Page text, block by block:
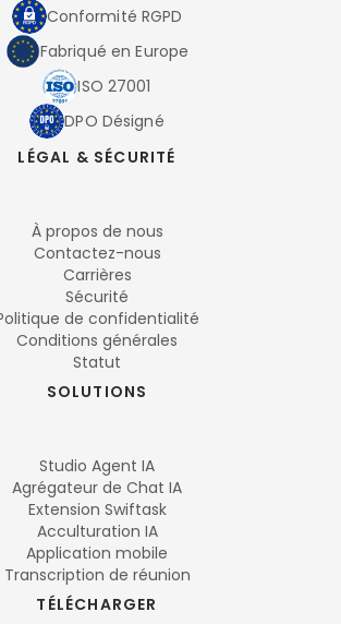
Conformité RGPD
Fabriqué en Europe
ISO 27001
DPO Désigné
LÉGAL & SÉCURITÉ
À propos de nous
Contactez-nous
Carrières
Sécurité
de confidentialité
Conditions générales
Statut
SOLUTIONS
Studio Agent IA
Agrégateur de Chat IA
Extension Swiftask
Acculturation IA
Application mobile
Transcription de réunion
TÉLÉCHARGER